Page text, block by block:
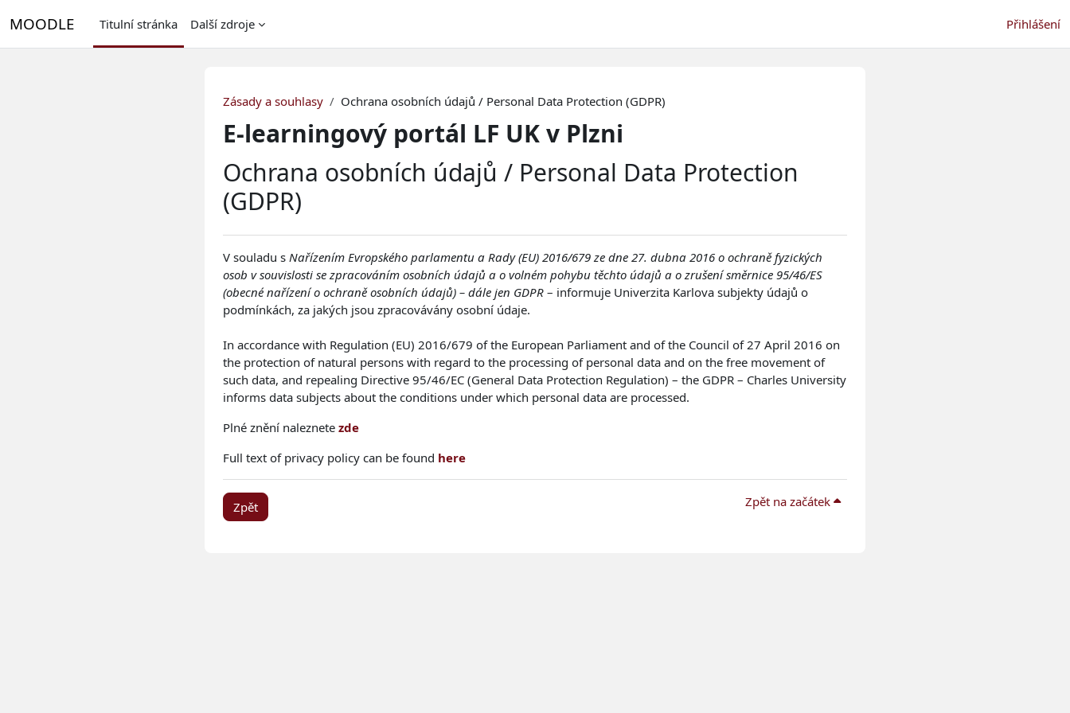
MOODLE Titulní stránka Další zdroje Přihlášení
Zásady a souhlasy Ochrana osobních údajů / Personal Data Protection (GDPR)
E-learningový portál LF UK v Plzni
Ochrana osobních údajů / Personal Data Protection
(GDPR)
V souladu s Nařízením Evropského parlamentu a Rady (EU) 2016/679 ze dne 27. dubna 2016 o ochraně fyzických
osob v souvislosti se zpracováním osobních údajů a o volném pohybu těchto údajů a o zrušení směrnice 95/46/ES
(obecné nařízení o ochraně osobních údajů) – dále jen GDPR – informuje Univerzita Karlova subjekty údajů o
podmínkách, za jakých jsou zpracovávány osobní údaje.
In accordance with Regulation (EU) 2016/679 of the European Parliament and of the Council of 27 April 2016 on
the protection of natural persons with regard to the processing of personal data and on the free movement of
such data, and repealing Directive 95/46/EC (General Data Protection Regulation) – the GDPR – Charles University
informs data subjects about the conditions under which personal data are processed.
Plné znění naleznete zde
Full text of privacy policy can be found here
Zpět Zpět na začátek